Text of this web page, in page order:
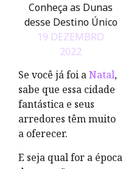
Conheça as Dunas
desse Destino Único
19 DEZEMBRO
2022
Se você já foi aNatal,
sabe que essa cidade
fantástica e seus
arredores têm muito
a oferecer.
E seja qual for a época